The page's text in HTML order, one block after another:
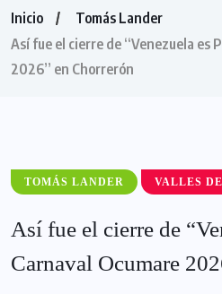
Inicio
Tomás Lander
Así fue el cierre de “Venezuela es
2026” en Chorrerón
TOMÁS LANDER VALLES
Así fue el cierre de
Carnaval Ocumare